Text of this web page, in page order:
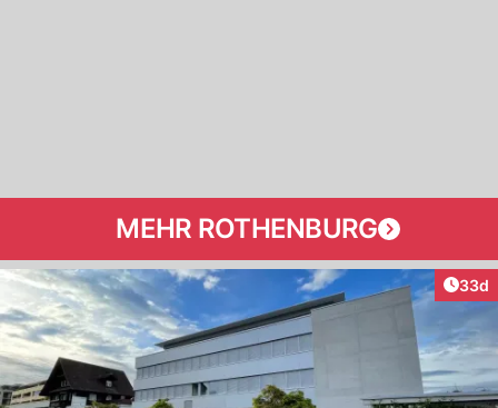
MEHR ROTHENBURG
33d